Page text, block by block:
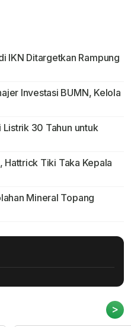
IKN Ditargetkan Rampung
Investasi BUMN, Kelola
Listrik 30 Tahun untuk
Hattrick Tiki Taka Kepala
Mineral Topang
>